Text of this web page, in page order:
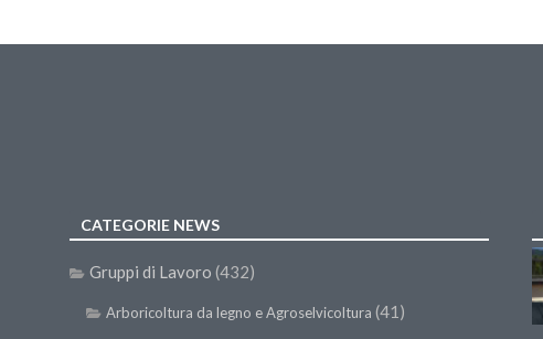
CATEGORIE NEWS
Gruppi di Lavoro (432)
Arboricoltura da legno e Agroselvicoltura (41)